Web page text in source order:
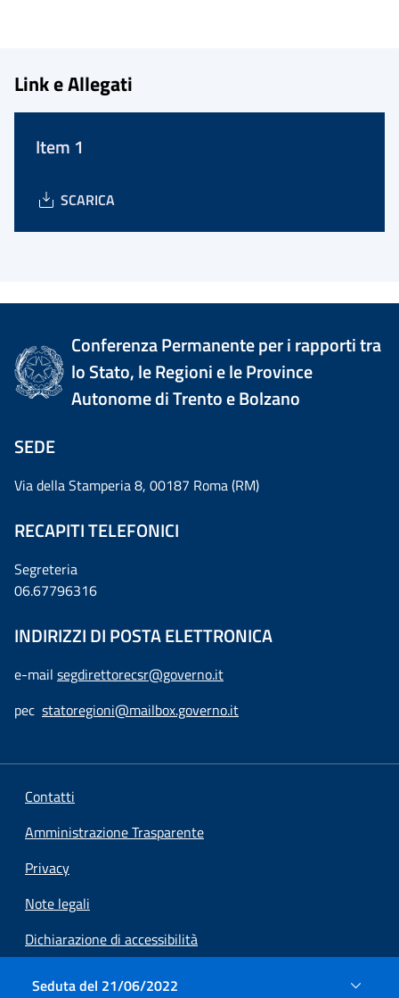
Seduta del 21/06/2022
Link e Allegati
Item 1
SCARICA
Conferenza Permanente per i rapporti tra
lo Stato, le Regioni e le Province
Autonome di Trento e Bolzano
SEDE
Via della Stamperia 8, 00187 Roma (RM)
RECAPITI TELEFONICI
Segreteria
06.67796316
INDIRIZZI DI POSTA ELETTRONICA
e-mail segdirettorecsr@governo.it
pec statoregioni@mailbox.governo.it
Contatti
Amministrazione Trasparente
Privacy
Note legali
Dichiarazione di accessibilità
Preferenze cookie